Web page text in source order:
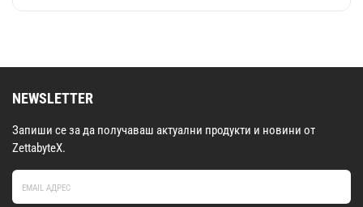
NEWSLETTER
Запиши се за да получаваш актуални продукти и новини от
ZettabyteX.